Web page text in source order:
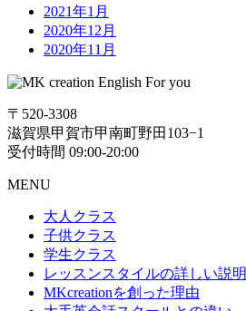
2021年1月
2020年12月
2020年11月
〒520-3308
滋賀県甲賀市甲南町野田103−1
受付時間 09:00-20:00
MENU
大人クラス
子供クラス
学生クラス
レッスンスタイルの詳しい説明
MKcreationを創った理由